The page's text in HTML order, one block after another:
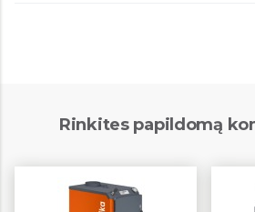
Rinkites papildomą